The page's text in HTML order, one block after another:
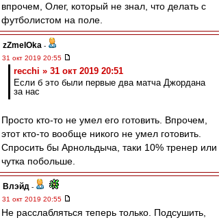
впрочем, Олег, который не знал, что делать с
футболистом на поле.
zZmeIOka -
31 окт 2019 20:55
recchi » 31 окт 2019 20:51
Если б это были первые два матча Джордана
за нас
Просто кто-то не умел его готовить. Впрочем,
этот кто-то вообще никого не умел готовить.
Спросить бы Арнольдыча, таки 10% тренер или
чутка побольше.
Влэйд -
31 окт 2019 20:55
Не расслабляться теперь только. Подсушить,